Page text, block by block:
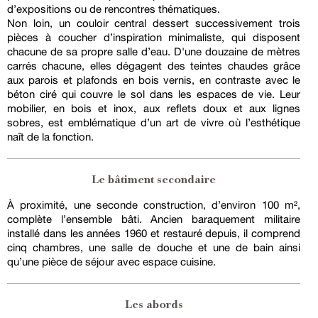
d’expositions ou de rencontres thématiques.
Non loin, un couloir central dessert successivement trois
pièces à coucher d’inspiration minimaliste, qui disposent
chacune de sa propre salle d’eau. D'une douzaine de mètres
carrés chacune, elles dégagent des teintes chaudes grâce
aux parois et plafonds en bois vernis, en contraste avec le
béton ciré qui couvre le sol dans les espaces de vie. Leur
mobilier, en bois et inox, aux reflets doux et aux lignes
sobres, est emblématique d’un art de vivre où l’esthétique
naît de la fonction.
Le bâtiment secondaire
À proximité, une seconde construction, d’environ 100 m²,
complète l’ensemble bâti. Ancien baraquement militaire
installé dans les années 1960 et restauré depuis, il comprend
cinq chambres, une salle de douche et une de bain ainsi
qu’une pièce de séjour avec espace cuisine.
Les abords